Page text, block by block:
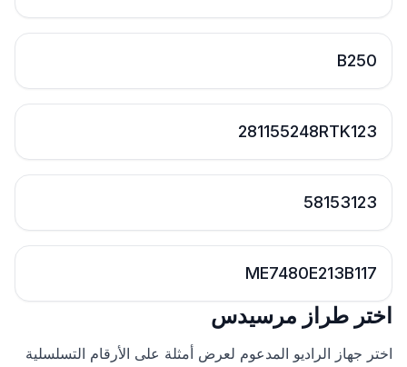
B250
281155248RTK123
58153123
ME7480E213B117
اختر طراز مرسيدس
اختر جهاز الراديو المدعوم لعرض أمثلة على الأرقام التسلسلية